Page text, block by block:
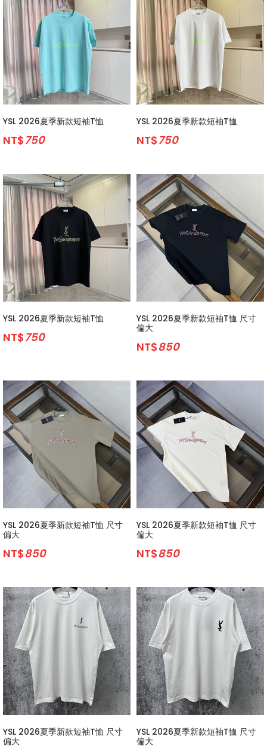
YSL 2026夏季新款短袖T恤
NT$750
YSL 2026夏季新款短袖T恤
NT$750
YSL 2026夏季新款短袖T恤
NT$750
YSL 2026夏季新款短袖T恤 尺寸
偏大
NT$850
YSL 2026夏季新款短袖T恤 尺寸
偏大
NT$850
YSL 2026夏季新款短袖T恤 尺寸
偏大
NT$850
YSL 2026夏季新款短袖T恤 尺寸
偏大
YSL 2026夏季新款短袖T恤 尺寸
偏大